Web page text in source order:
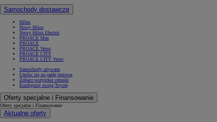
Samochody dostawcze
Hilux
Nowy Hilux
Nowy Hilux Electric
PROACE Max
PROACE
PROACE Verso
PROACE CITY
PROACE CITY Verso
Samochody używane
Umów się na jazdę testową
Zobacz wszystkie cenniki
Konfiguruj swoją Toyotę
Oferty specjalne i Finansowanie
Oferty specjalne i Finansowanie
Aktualne oferty